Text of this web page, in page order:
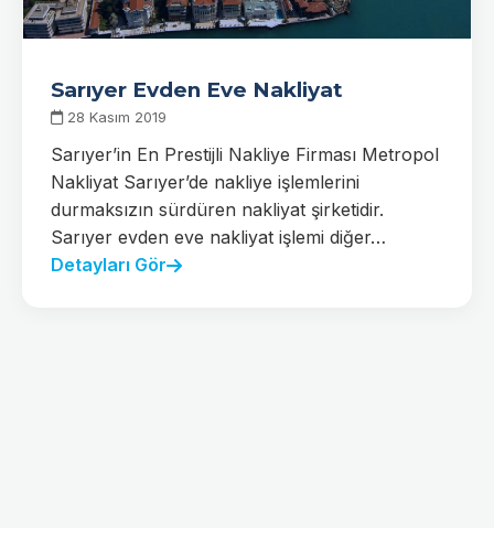
Sarıyer Evden Eve Nakliyat
28 Kasım 2019
Sarıyer’in En Prestijli Nakliye Firması Metropol
Nakliyat Sarıyer’de nakliye işlemlerini
durmaksızın sürdüren nakliyat şirketidir.
Sarıyer evden eve nakliyat işlemi diğer…
Detayları Gör